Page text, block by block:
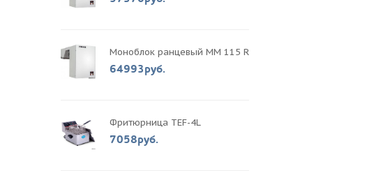
Моноблок ранцевый MM 115 R
64993руб.
Фритюрница TEF-4L
7058руб.